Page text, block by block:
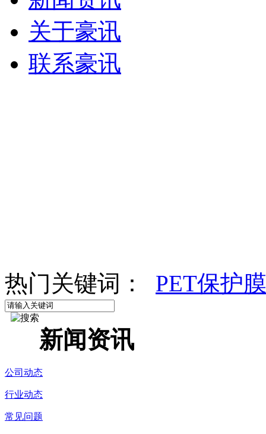
关于豪讯
联系豪讯
热门关键词： PET保护膜
新闻资讯
公司动态
行业动态
常见问题